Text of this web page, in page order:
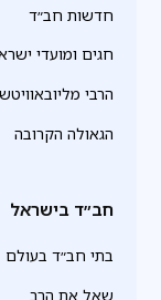
חדשות חב״ד
חגים ומועדי
הרבי מליובאוויטש
הגאולה הקרובה
חב״ד בישראל
בתי חב״ד בעולם
שאל את הרב